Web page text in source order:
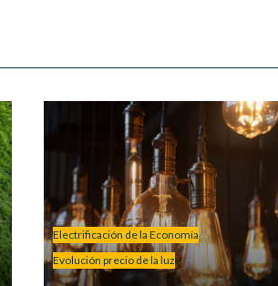
Electrificación de la Economía
Evolución precio de la luz